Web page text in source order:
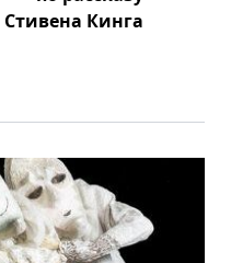
Стивена Кинга